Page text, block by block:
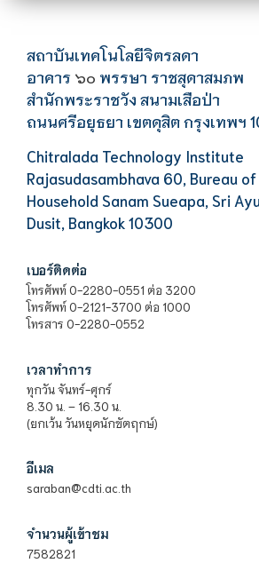
สถาบันเทคโนโลยีจิตรลดา
อาคาร ๖๐ พรรษา ราชสุดาสมภพ
สำนักพระราชวัง สนามเสือป่า
ถนนศรีอยุธยา เขตดุสิต กรุงเทพฯ
Chitralada Technology Institute
Rajasudasambhava 60, Bureau
Household Sanam Sueapa, Sri
Dusit, Bangkok 10300
เบอร์ติดต่อ
โทรศัพท์ 0-2280-0551 ต่อ 3200
โทรศัพท์ 0-2121-3700 ต่อ 1000
โทรสาร 0-2280-0552
เวลาทำการ
ทุกวัน จันทร์-ศุกร์
8.30 น. – 16.30 น.
(ยกเว้น วันหยุดนักขัตฤกษ์)
อีเมล
saraban@cdti.ac.th
จำนวนผู้เข้าชม
7582821